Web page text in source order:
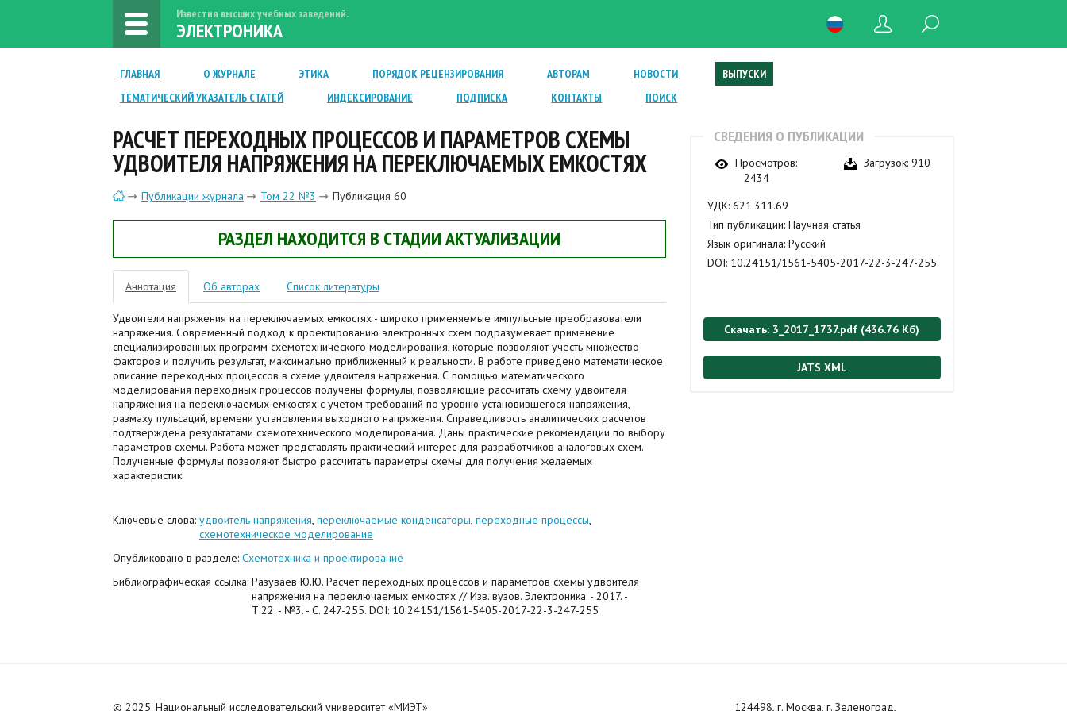
Известия высших учебных заведений.
ЭЛЕКТРОНИКА
ГЛАВНАЯ О ЖУРНАЛЕ ЭТИКА ПОРЯДОК РЕЦЕНЗИРОВАНИЯ АВТОРАМ НОВОСТИ
ВЫПУСКИ
ТЕМАТИЧЕСКИЙ УКАЗАТЕЛЬ СТАТЕЙ
ИНДЕКСИРОВАНИЕ ПОДПИСКА КОНТАКТЫ ПОИСК
РАСЧЕТ ПЕРЕХОДНЫХ ПРОЦЕССОВ И ПАРАМЕТРОВ СХЕМЫ
УДВОИТЕЛЯ НАПРЯЖЕНИЯ НА ПЕРЕКЛЮЧАЕМЫХ ЕМКОСТЯХ
Публикации журнала Том 22 №3 Публикация 60
РАЗДЕЛ НАХОДИТСЯ В СТАДИИ АКТУАЛИЗАЦИИ
Аннотация Об авторах Список литературы
Удвоители напряжения на переключаемых емкостях - широко применяемые импульсные преобразователи
напряжения. Современный подход к проектированию электронных схем подразумевает применение
специализированных программ схемотехнического моделирования, которые позволяют учесть множество
факторов и получить результат, максимально приближенный к реальности. В работе приведено математическое
описание переходных процессов в схеме удвоителя напряжения. С помощью математического
моделирования переходных процессов получены формулы, позволяющие рассчитать схему удвоителя
напряжения на переключаемых емкостях с учетом требований по уровню установившегося напряжения,
размаху пульсаций, времени установления выходного напряжения. Справедливость аналитических расчетов
подтверждена результатами схемотехнического моделирования. Даны практические рекомендации по выбору
параметров схемы. Работа может представлять практический интерес для разработчиков аналоговых схем.
Полученные формулы позволяют быстро рассчитать параметры схемы для получения желаемых
характеристик.
Ключевые слова: удвоитель напряжения переключаемые конденсаторы переходные процессы
схемотехническое моделирование
Опубликовано в разделе: Схемотехника и проектирование
Библиографическая ссылка: Разуваев Ю.Ю. Расчет переходных процессов и параметров схемы удвоителя
напряжения на переключаемых емкостях // Изв. вузов. Электроника. - 2017. -
Т.22. - №3. - С. 247-255. DOI: 10.24151/1561-5405-2017-22-3-247-255
СВЕДЕНИЯ О ПУБЛИКАЦИИ
Просмотров:
2434
Загрузок: 910
УДК: 621.311.69
Тип публикации: Научная статья
Язык оригинала: Русский
DOI: 10.24151/1561-5405-2017-22-3-247-255
Скачать: 3_2017_1737.pdf (436.76 Кб)
JATS XML
© 2025. Национальный исследовательский университет «МИЭТ» 124498, г. Москва, г. Зеленоград,